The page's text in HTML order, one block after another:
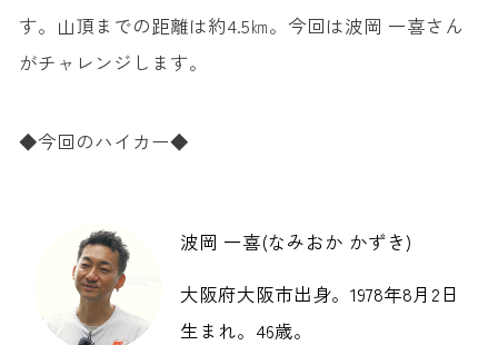
す。山頂までの距離は約4.5㎞。今回は波岡 一喜さん
がチャレンジします。
◆今回のハイカー◆
波岡 一喜(なみおか かずき)
大阪府大阪市出身。1978年8月2日
生まれ。46歳。